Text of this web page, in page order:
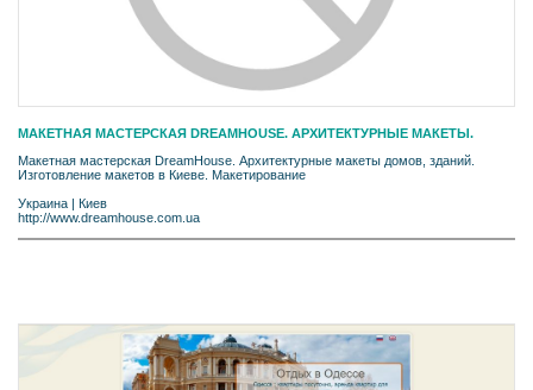
МАКЕТНАЯ МАСТЕРСКАЯ DREAMHOUSE. АРХИТЕКТУРНЫЕ МАКЕТЫ.
Макетная мастерская DreamHouse. Архитектурные макеты домов, зданий.
Изготовление макетов в Киеве. Макетирование
Украина
Киев
http://www.dreamhouse.com.ua